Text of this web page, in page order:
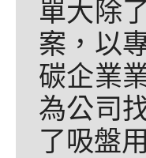
單大除
案，以
碳企業
為公司
了吸盤